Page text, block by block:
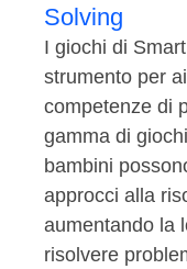
Solving
I giochi di
strumento per
competenze di
gamma di
bambini
approcci alla
aumentando la
risolvere